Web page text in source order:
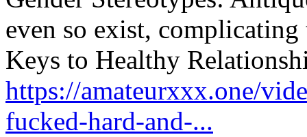
even so exist, complicating
Keys to Healthy
https://amateurxxx.one/
fucked-hard-and-...